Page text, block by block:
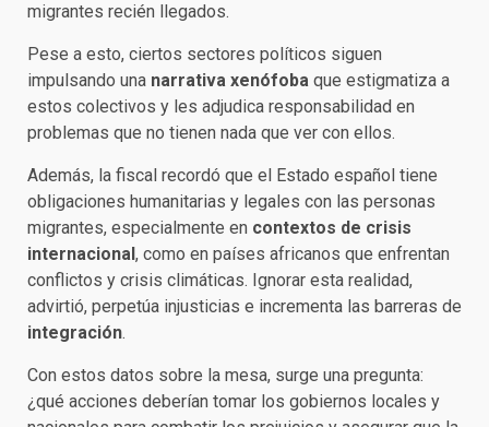
migrantes recién llegados.
Pese a esto, ciertos sectores políticos siguen
impulsando una narrativa xenófoba que estigmatiza a
estos colectivos y les adjudica responsabilidad en
problemas que no tienen nada que ver con ellos.
Además, la fiscal recordó que el Estado español tiene
obligaciones humanitarias y legales con las personas
migrantes, especialmente en contextos de crisis
internacional, como en países africanos que enfrentan
conflictos y crisis climáticas. Ignorar esta realidad,
advirtió, perpetúa injusticias e incrementa las barreras de
integración.
Con estos datos sobre la mesa, surge una pregunta:
¿qué acciones deberían tomar los gobiernos locales y